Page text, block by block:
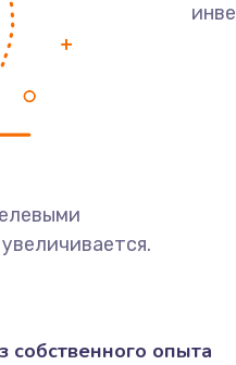
собственного опыта